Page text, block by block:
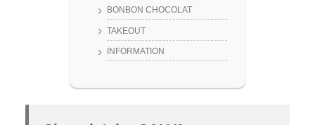
BONBON CHOCOLAT
TAKEOUT
INFORMATION